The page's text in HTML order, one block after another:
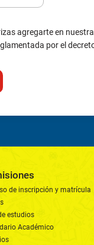
agregarte en
por el
de inscripción y matrícula
estudios
Académico